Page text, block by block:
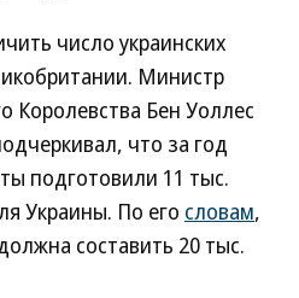
число украинских
Министр
Королевства Бен Уоллес
что за год
подготовили 11 тыс.
Украины. По его словам,
составить 20 тыс.